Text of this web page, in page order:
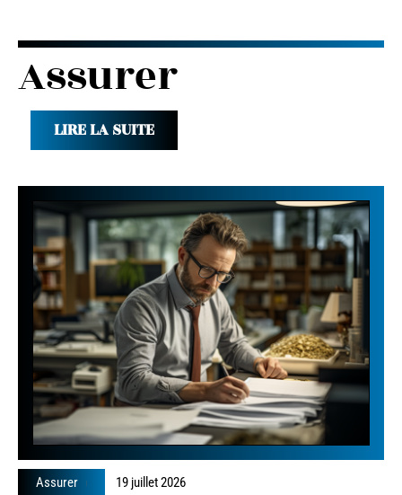
Assurer
LIRE LA SUITE
Assurer 19 juillet 2026